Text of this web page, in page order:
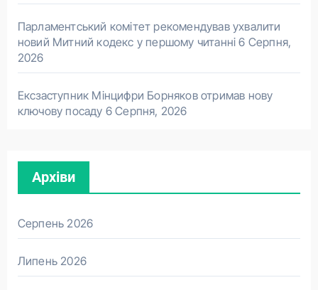
Парламентський комітет рекомендував ухвалити
новий Митний кодекс у першому читанні 6 Серпня,
2026
Ексзаступник Мінцифри Борняков отримав нову
ключову посаду 6 Серпня, 2026
Архіви
Серпень 2026
Липень 2026